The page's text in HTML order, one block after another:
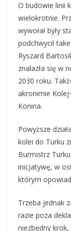
O budowie linii
wielokrotnie.
wywołał były
podchwycił
Ryszard
znalazła się w
2030 roku.
akronimie
Konina.
Powyższe
kolei do Turku
Burmistrz
inicjatywę, w
którym
Trzeba jednak
razie poza
niezbędny